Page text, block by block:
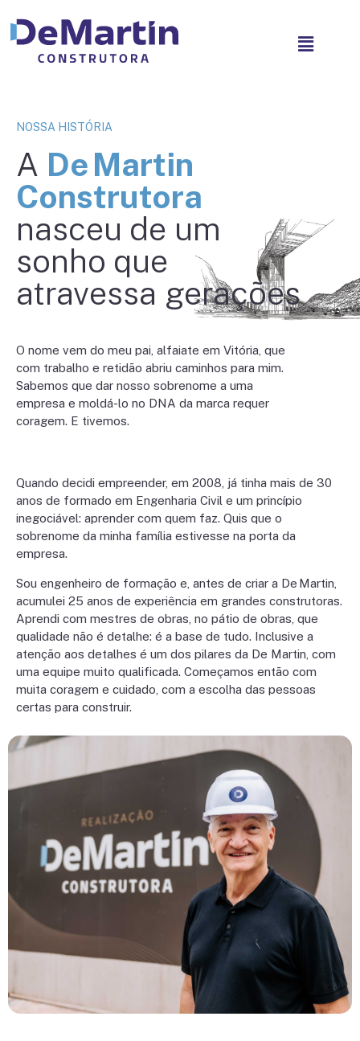
NOSSA HISTÓRIA
A De Martin
Construtora
nasceu de um
sonho que
atravessa gerações
O nome vem do meu pai, alfaiate em Vitória, que
com trabalho e retidão abriu caminhos para mim.
Sabemos que dar nosso sobrenome a uma
empresa e moldá-lo no DNA da marca requer
coragem. E tivemos.
Quando decidi empreender, em 2008, já tinha mais de 30
anos de formado em Engenharia Civil e um princípio
inegociável: aprender com quem faz. Quis que o
sobrenome da minha família estivesse na porta da
empresa.
Sou engenheiro de formação e, antes de criar a De Martin,
acumulei 25 anos de experiência em grandes construtoras.
Aprendi com mestres de obras, no pátio de obras, que
qualidade não é detalhe: é a base de tudo. Inclusive a
atenção aos detalhes é um dos pilares da De Martin, com
uma equipe muito qualificada. Começamos então com
muita coragem e cuidado, com a escolha das pessoas
certas para construir.